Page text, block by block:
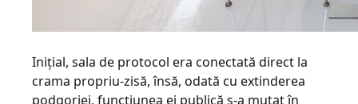
Iniţial, sala de protocol era conectată direct la
crama propriu-zisă, însă, odată cu extinderea
podgoriei, funcţiunea ei publică s-a mutat în